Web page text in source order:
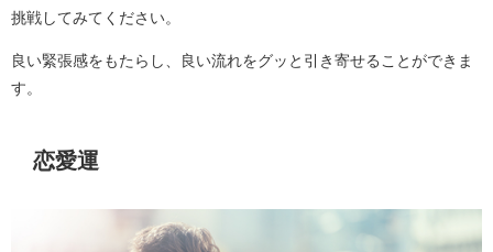
挑戦してみてください。
良い緊張感をもたらし、良い流れをグッと引き寄せることができま
す。
恋愛運